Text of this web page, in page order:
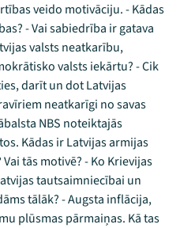
veido motivāciju. - Kādas
- Vai sabiedrība ir gatava
valsts neatkarību,
valsts iekārtu? - Cik
darīt un dot Latvijas
neatkarīgi no savas
NBS noteiktajās
Kādas ir Latvijas armijas
tās motivē? - Ko Krievijas
tautsaimniecībai un
tālāk? - Augsta inflācija,
plūsmas pārmaiņas. Kā tas